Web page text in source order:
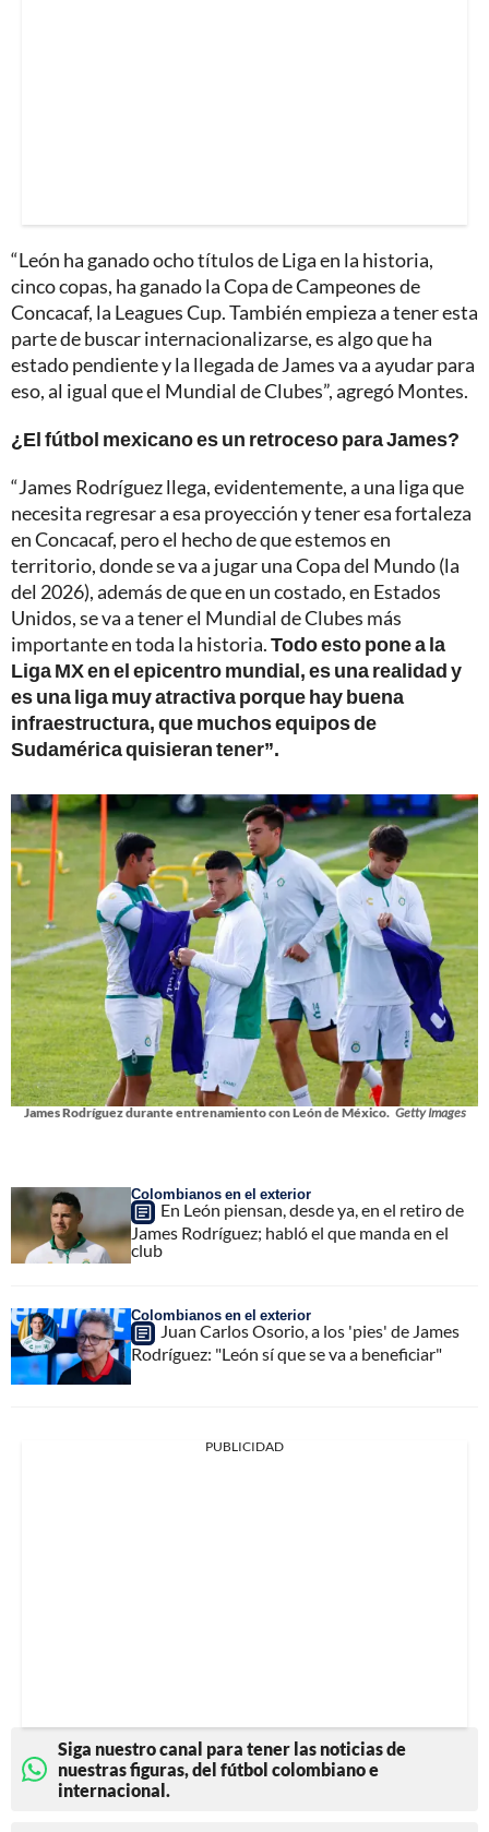
“León ha ganado ocho títulos de Liga en la historia,
cinco copas, ha ganado la Copa de Campeones de
Concacaf, la Leagues Cup. También empieza a tener esta
parte de buscar internacionalizarse, es algo que ha
estado pendiente y la llegada de James va a ayudar para
eso, al igual que el Mundial de Clubes”, agregó Montes.
¿El fútbol mexicano es un retroceso para James?
“James Rodríguez llega, evidentemente, a una liga que
necesita regresar a esa proyección y tener esa fortaleza
en Concacaf, pero el hecho de que estemos en
territorio, donde se va a jugar una Copa del Mundo (la
del 2026), además de que en un costado, en Estados
Unidos, se va a tener el Mundial de Clubes más
importante en toda la historia.Todo esto pone a la
Liga MX en el epicentro mundial, es una realidad y
es una liga muy atractiva porque hay buena
infraestructura, que muchos equipos de
Sudamérica quisieran tener”.
James Rodríguez durante entrenamiento con León de México. Getty Images
Colombianos en el exterior
En León piensan, desde ya, en el retiro de
James Rodríguez; habló el que manda en el
club
Colombianos en el exterior
Juan Carlos Osorio, a los 'pies' de James
Rodríguez: "León sí que se va a beneficiar"
PUBLICIDAD
Siga nuestro canal para tener las noticias de
nuestras figuras, del fútbol colombiano e
internacional.